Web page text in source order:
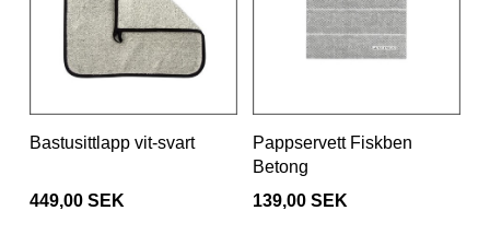
Bastusittlapp vit-svart
449,00 SEK
Pappservett Fiskben
Betong
139,00 SEK